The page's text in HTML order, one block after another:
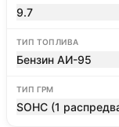
9.7
ТИП ТОПЛИВА
Бензин АИ-95
ТИП ГРМ
SOHC (1